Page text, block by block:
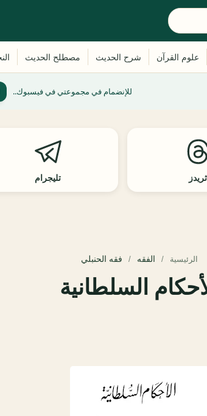
للإنضمام في مجموعتي في فيسبوك..
ثريدز تليجرام
الرئيسية الفقه فقه الحنبلي
السلطانية